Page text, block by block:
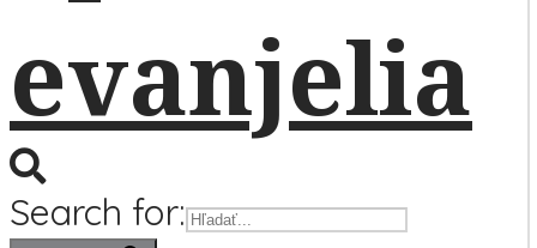
Search for: